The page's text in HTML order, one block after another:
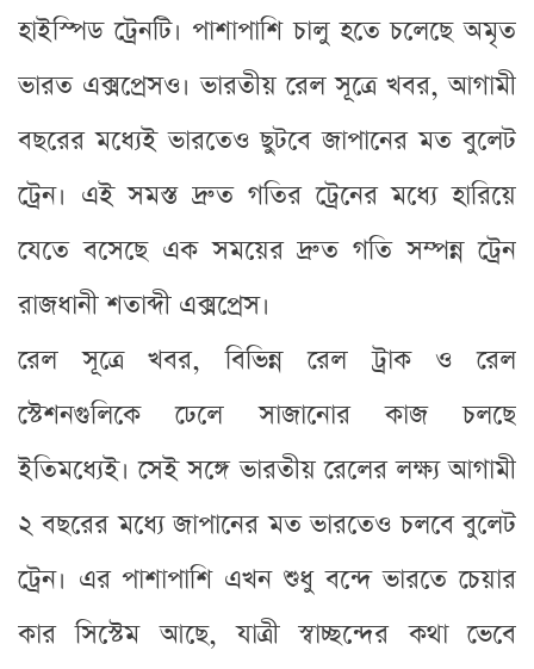
হাইস্পিড ট্রেনটি। পাশাপাশি চালু হতে চলেছে অমৃত
ভারত এক্সপ্রেসও। ভারতীয় রেল সূত্রে খবর, আগামী
বছরের মধ্যেই ভারতেও ছুটবে জাপানের মত বুলেট
ট্রেন। এই সমস্ত দ্রুত গতির ট্রেনের মধ্যে হারিয়ে
যেতে বসেছে এক সময়ের দ্রুত গতি সম্পন্ন ট্রেন
রাজধানী শতাব্দী এক্সপ্রেস।
রেল সূত্রে খবর, বিভিন্ন রেল ট্রাক ও রেল
স্টেশনগুলিকে ঢেলে সাজানোর কাজ চলছে
ইতিমধ্যেই। সেই সঙ্গে ভারতীয় রেলের লক্ষ্য আগামী
২ বছরের মধ্যে জাপানের মত ভারতেও চলবে বুলেট
ট্রেন। এর পাশাপাশি এখন শুধু বন্দে ভারতে চেয়ার
কার সিস্টেম আছে, যাত্রী স্বাচ্ছন্দের কথা ভেবে